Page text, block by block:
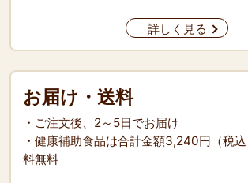
詳しく見る
お届け・送料
・ご注文後、2～5日でお届け
・健康補助食品は合計金額3,240円（税
料無料